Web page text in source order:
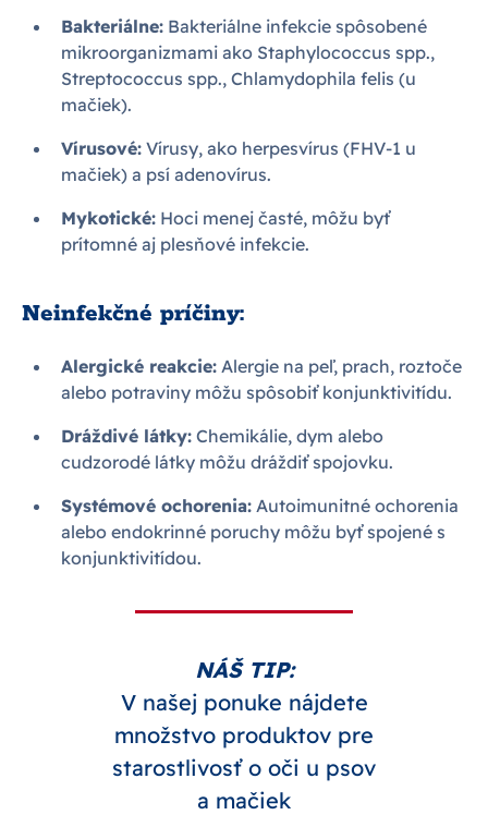
Bakteriálne: Bakteriálne infekcie spôsobené
mikroorganizmami ako Staphylococcus spp.,
Streptococcus spp., Chlamydophila felis (u
mačiek).
Vírusové: Vírusy, ako herpesvírus (FHV-1 u
mačiek) a psí adenovírus.
Mykotické: Hoci menej časté, môžu byť
prítomné aj plesňové infekcie.
Neinfekčné príčiny:
Alergické reakcie: Alergie na peľ, prach, roztoče
alebo potraviny môžu spôsobiť konjunktivitídu.
Dráždivé látky: Chemikálie, dym alebo
cudzorodé látky môžu dráždiť spojovku.
Systémové ochorenia: Autoimunitné ochorenia
alebo endokrinné poruchy môžu byť spojené s
konjunktivitídou.
NÁŠ TIP:
V našej ponuke nájdete
množstvo produktov pre
starostlivosť o oči u psov
a mačiek